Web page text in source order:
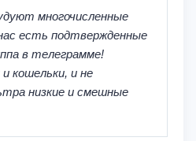
многочисленные
есть подтвержденные
в телеграмме!
кошельки, и не
низкие и смешные